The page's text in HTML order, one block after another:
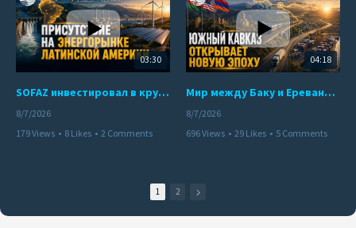
03:30
SOFAZ инвестировал в крупнейшего независимого производителя электроэнергии Перу
8/7/2026
179 Views • 8 Likes • 2 Comments
04:18
Мир между Баку и Ереваном запускает крупные логистические проекты
8/7/2026
696 Views • 29 Likes • 5 Comments
1 2